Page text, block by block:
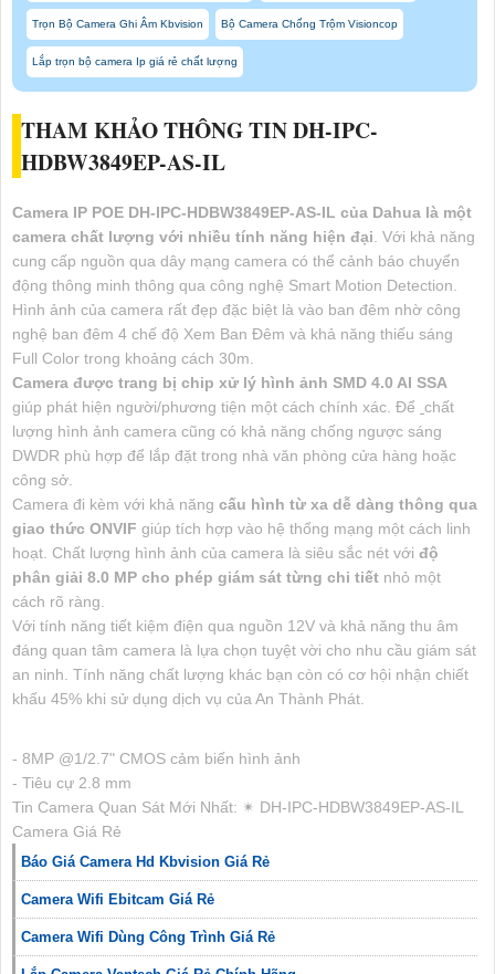
Trọn Bộ Camera Ghi Âm Kbvision Bộ Camera Chống Trộm Visioncop
Lắp trọn bộ camera Ip giá rẻ chất lượng
THAM KHẢO THÔNG TIN DH-IPC-
HDBW3849EP-AS-IL
Camera IP POE DH-IPC-HDBW3849EP-AS-IL của Dahua là một
camera chất lượng với nhiều tính năng hiện đại. Với khả năng
cung cấp nguồn qua dây mạng camera có thể cảnh báo chuyển
động thông minh thông qua công nghệ Smart Motion Detection.
Hình ảnh của camera rất đẹp đặc biệt là vào ban đêm nhờ công
nghệ ban đêm 4 chế độ Xem Ban Đêm và khả năng thiếu sáng
Full Color trong khoảng cách 30m.
Camera được trang bị chip xử lý hình ảnh SMD 4.0 AI SSA
giúp phát hiện người/phương tiện một cách chính xác. Để chất
lượng hình ảnh camera cũng có khả năng chống ngược sáng
DWDR phù hợp để lắp đặt trong nhà văn phòng cửa hàng hoặc
công sở.
Camera đi kèm với khả năng cấu hình từ xa dễ dàng thông qua
giao thức ONVIF giúp tích hợp vào hệ thống mạng một cách linh
hoạt. Chất lượng hình ảnh của camera là siêu sắc nét với độ
phân giải 8.0 MP cho phép giám sát từng chi tiết nhỏ một
cách rõ ràng.
Với tính năng tiết kiệm điện qua nguồn 12V và khả năng thu âm
đáng quan tâm camera là lựa chọn tuyệt vời cho nhu cầu giám sát
an ninh. Tính năng chất lượng khác bạn còn có cơ hội nhận chiết
khấu 45% khi sử dụng dịch vụ của An Thành Phát.
- 8MP @1/2.7" CMOS cảm biến hình ảnh
- Tiêu cự 2.8 mm
Tin Camera Quan Sát Mới Nhất: ✴ DH-IPC-HDBW3849EP-AS-IL
Camera Giá Rẻ
Báo Giá Camera Hd Kbvision Giá Rẻ
Camera Wifi Ebitcam Giá Rẻ
Camera Wifi Dùng Công Trình Giá Rẻ